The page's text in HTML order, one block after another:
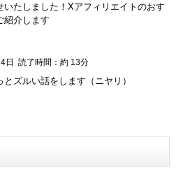
いたしました！Xアフィリエイトのおす
紹介します
日 読了時間：約 13分
とズルい話をします（ニヤリ）